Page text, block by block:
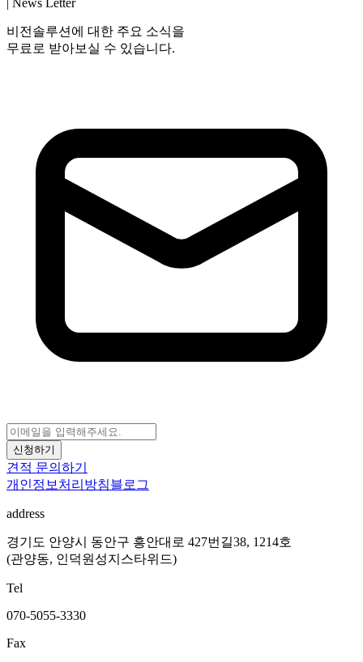
비전솔루션에 대한 주요 소식을
무료로 받아보실 수 있습니다.
신청하기
견적 문의하기
개인정보처리방침블로그
address
경기도 안양시 동안구 흥안대로 427번길38, 1214호
(관양동, 인덕원성지스타위드)
Tel
070-5055-3330
Fax